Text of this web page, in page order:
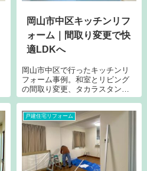
岡山市中区キッチンリフ
ォーム｜間取り変更で快
適LDKへ
岡山市中区で行ったキッチンリ
フォーム事例。和室とリビング
の間取り変更、タカラスタンダ
ードのキッチン新設、配管・配
リフォーム。岡山でリフォーム
をお考えの方におすすめの施工
内容をご紹介します。
戸建住宅リフォーム